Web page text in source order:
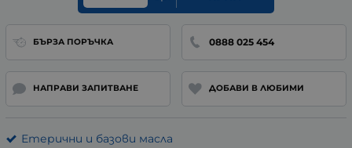
БЪРЗА ПОРЪЧКА 0888 025 454
НАПРАВИ ЗАПИТВАНЕ ДОБАВИ В ЛЮБИМИ
Етерични и базови масла